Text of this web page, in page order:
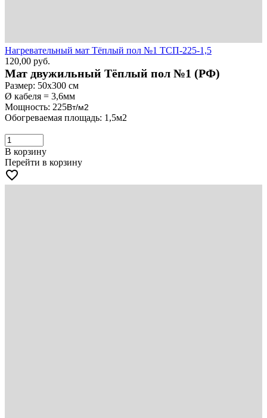
Нагревательный мат Тёплый пол №1 ТСП-225-1,5
120,00 руб.
Мат двужильный Тёплый пол №1 (РФ)
Размер: 50х300 см
Ø кабеля = 3,6мм
Мощность: 225Вт/м2
Обогреваемая площадь: 1,5м2
В корзину
Перейти в корзину
favorite_border